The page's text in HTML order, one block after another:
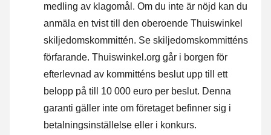
medling av klagomål. Om du inte är nöjd kan du
anmäla en tvist till den oberoende Thuiswinkel
skiljedomskommittén. Se skiljedomskommitténs
förfarande. Thuiswinkel.org går i borgen för
efterlevnad av kommitténs beslut upp till ett
belopp på till 10 000 euro per beslut. Denna
garanti gäller inte om företaget befinner sig i
betalningsinställelse eller i konkurs.